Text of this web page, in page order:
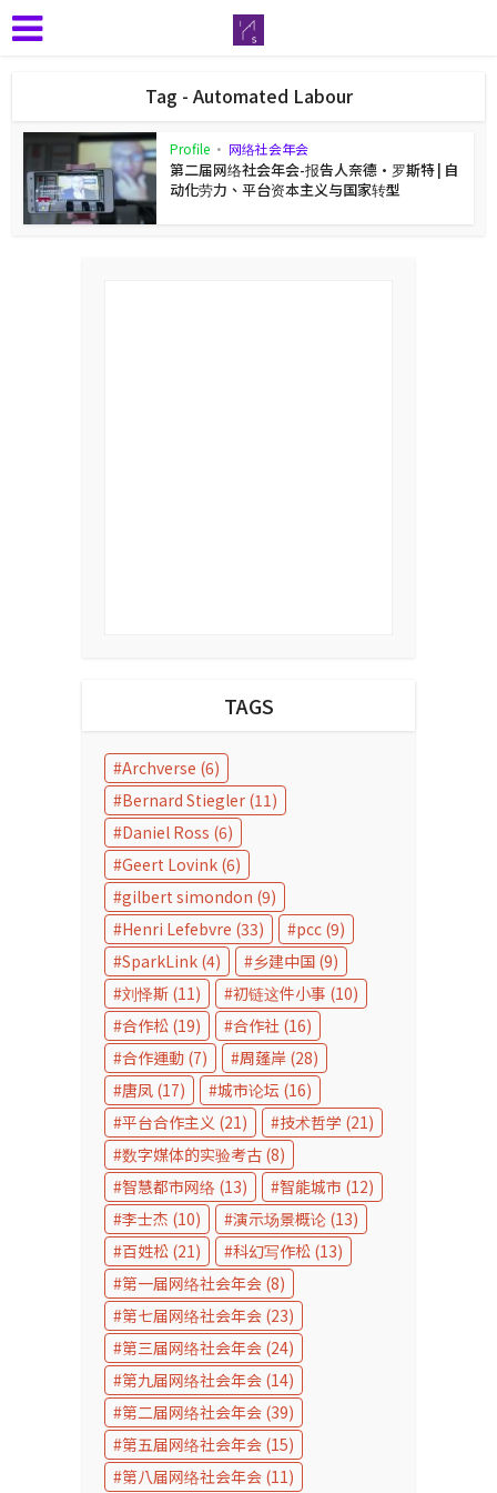
Tag - Automated Labour
Profile • 网络社会年会
第二届网络社会年会-报告人奈德·罗斯特 | 自
动化劳力、平台资本主义与国家转型
TAGS
Archverse (6)
Bernard Stiegler (11)
Daniel Ross (6)
Geert Lovink (6)
gilbert simondon (9)
Henri Lefebvre (33) pcc (9)
SparkLink (4) 乡建中国 (9)
刘怿斯 (11) 初链这件小事 (10)
合作松 (19) 合作社 (16)
合作運動 (7) 周蓬岸 (28)
唐凤 (17) 城市论坛 (16)
平台合作主义 (21) 技术哲学 (21)
数字媒体的实验考古 (8)
智慧都市网络 (13) 智能城市 (12)
李士杰 (10) 演示场景概论 (13)
百姓松 (21) 科幻写作松 (13)
第一届网络社会年会 (8)
第七届网络社会年会 (23)
第三届网络社会年会 (24)
第九届网络社会年会 (14)
第二届网络社会年会 (39)
第五届网络社会年会 (15)
第八届网络社会年会 (11)